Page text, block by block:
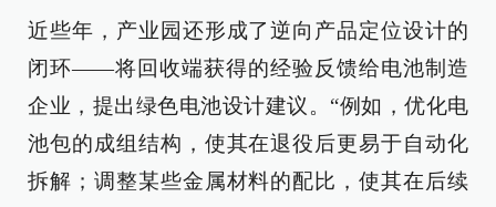
近些年，产业园还形成了逆向产品定位设计的
闭环——将回收端获得的经验反馈给电池制造
企业，提出绿色电池设计建议。“例如，优化电
池包的成组结构，使其在退役后更易于自动化
拆解；调整某些金属材料的配比，使其在后续